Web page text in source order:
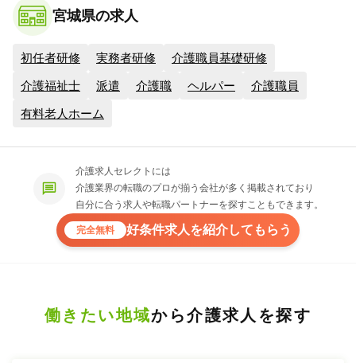
宮城県の求人
初任者研修 実務者研修 介護職員基礎研修
介護福祉士 派遣 介護職 ヘルパー 介護職員
有料老人ホーム
介護求人セレクトには
介護業界の転職のプロが揃う会社が多く掲載されており
自分に合う求人や転職パートナーを探すこともできます。
完全無料 好条件求人を紹介してもらう
働きたい地域から介護求人を探す